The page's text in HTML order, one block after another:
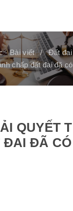
- Bài viết
Đất đai
chấp đất đai đã
QUYẾT
ĐAI ĐÃ